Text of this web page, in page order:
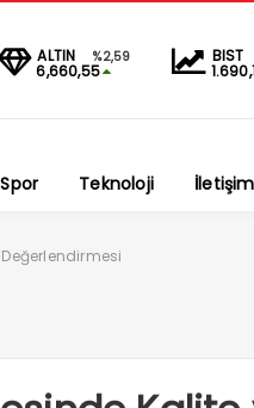
ALTIN %2,59
6,660,55
BIST
Spor Teknoloji İletişim